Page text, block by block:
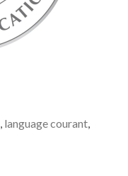
, language courant,